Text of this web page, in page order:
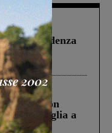
la scadenza
“Un
Castiglion
la figlia a